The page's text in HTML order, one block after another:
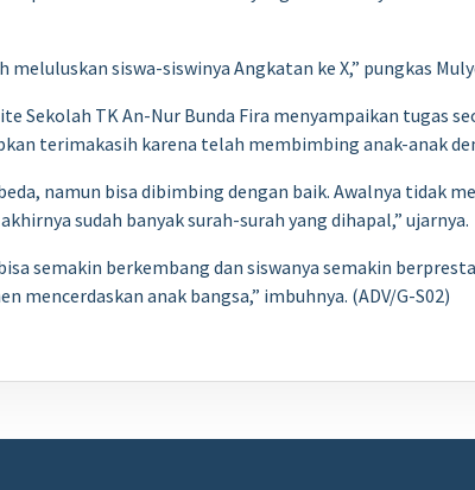
siswa-siswinya Angkatan ke X,” pungkas
Sekolah TK An-Nur Bunda Fira menyampaikan tugas
terimakasih karena telah membimbing anak-anak
namun bisa dibimbing dengan baik. Awalnya tidak
sudah banyak surah-surah yang dihapal,” ujarnya.
semakin berkembang dan siswanya semakin
mencerdaskan anak bangsa,” imbuhnya. (ADV/G-S02)